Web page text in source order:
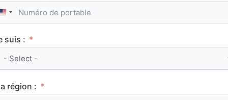
sur Parcoursup 2026
United States +1
suis :
région :